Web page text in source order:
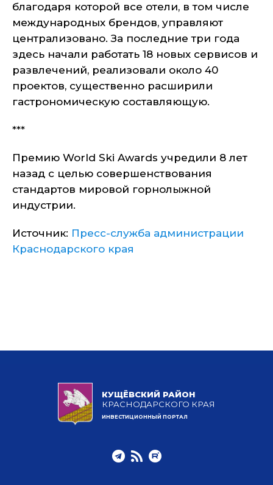
благодаря которой все отели, в том числе
международных брендов, управляют
централизовано. За последние три года
здесь начали работать 18 новых сервисов и
развлечений, реализовали около 40
проектов, существенно расширили
гастрономическую составляющую.
***
Премию World Ski Awards учредили 8 лет
назад с целью совершенствования
стандартов мировой горнолыжной
индустрии.
Источник: Пресс-служба администрации
Краснодарского края
КУЩЁВСКИЙ РАЙОН
КРАСНОДАРСКОГО КРАЯ
ИНВЕСТИЦИОННЫЙ ПОРТАЛ